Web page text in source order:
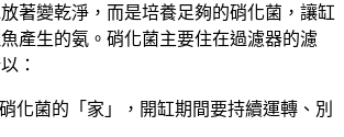
著變乾淨，而是培養足夠的硝化菌 ，讓缸
產生的氨。硝化菌主要住在過濾器的濾
：
化菌的「家」，開缸期間要持續運轉、別